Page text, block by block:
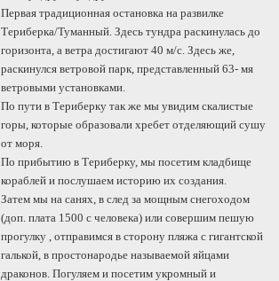
Первая традиционная остановка на развилке
Териберка/Туманный. Здесь тундра раскинулась до
горизонта, а ветра достигают 40 м/с. Здесь же,
раскинулся ветровой парк, представленный 63- мя
ветровыми установками.
По пути в Териберку так же мы увидим скалистые
горы, которые образовали хребет отделяющий сушу
от моря.
По прибытию в Териберку, мы посетим кладбище
кораблей и послушаем историю их создания.
Затем мы на санях, в след за мощным снегоходом
(доп. плата 1500 с человека) или совершим пешую
прогулку , отправимся в сторону пляжа с гигантской
галькой, в простонародье называемой яйцами
драконов. Погуляем и посетим укромный и